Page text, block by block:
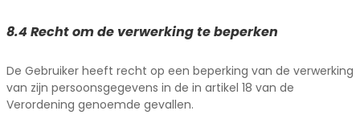
8.4 Recht om de verwerking te beperken
De Gebruiker heeft recht op een beperking van de verwerking
van zijn persoonsgegevens in de in artikel 18 van de
Verordening genoemde gevallen.